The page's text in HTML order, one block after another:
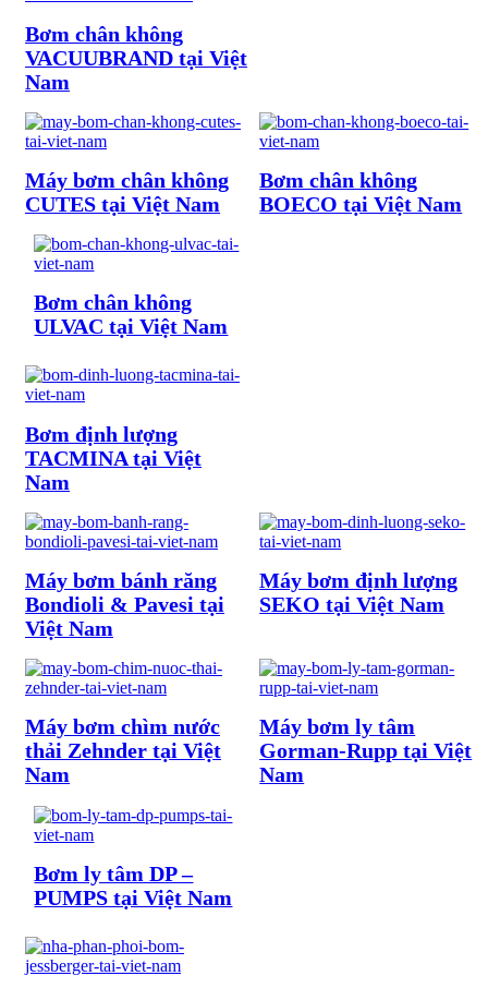
Bơm chân không
VACUUBRAND tại Việt
Nam
Bơm chân không
BOECO tại Việt Nam
Máy bơm chân không
CUTES tại Việt Nam
Bơm chân không
ULVAC tại Việt Nam
Bơm định lượng
TACMINA tại Việt
Nam
Máy bơm định lượng
SEKO tại Việt Nam
Máy bơm bánh răng
Bondioli & Pavesi tại
Việt Nam
Máy bơm ly tâm
Gorman-Rupp tại Việt
Nam
Máy bơm chìm nước
thải Zehnder tại Việt
Nam
Bơm ly tâm DP –
PUMPS tại Việt Nam